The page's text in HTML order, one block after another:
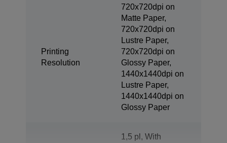
Printing
Resolution
720x720dpi on
Matte Paper,
720x720dpi on
Lustre Paper,
720x720dpi on
Glossy Paper,
1440x1440dpi on
Lustre Paper,
1440x1440dpi on
Glossy Paper
1,5 pl, With